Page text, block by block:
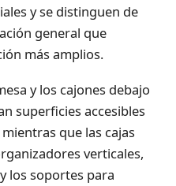
y se distinguen de
general que
más amplios.
y los cajones debajo
superficies accesibles
que las cajas
verticales,
los soportes para